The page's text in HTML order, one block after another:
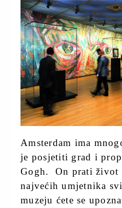
Amsterdam ima
je posjetiti grad i
Gogh.
On prati život
najvećih umjetnika
muzeju ćete se